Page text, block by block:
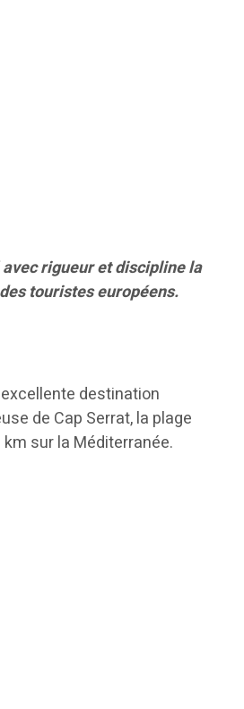
rigueur et discipline la
touristes européens.
destination
de Cap Serrat, la plage
sur la Méditerranée.